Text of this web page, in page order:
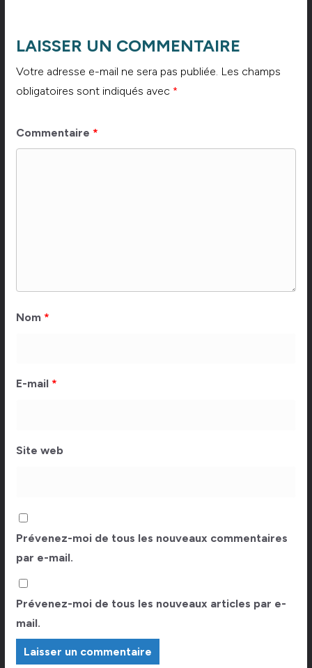
LAISSER UN COMMENTAIRE
Votre adresse e-mail ne sera pas publiée. Les champs
obligatoires sont indiqués avec *
Commentaire *
Nom *
E-mail *
Site web
Prévenez-moi de tous les nouveaux commentaires
par e-mail.
Prévenez-moi de tous les nouveaux articles par e-
mail.